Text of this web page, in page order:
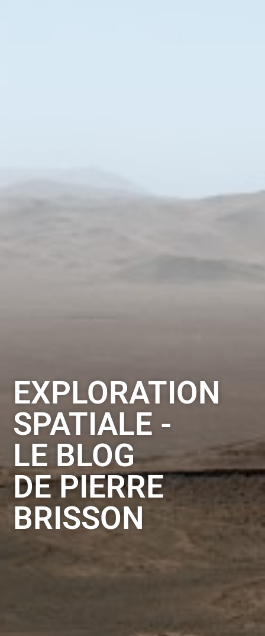
EXPLORATION
SPATIALE -
LE BLOG
DE PIERRE
BRISSON